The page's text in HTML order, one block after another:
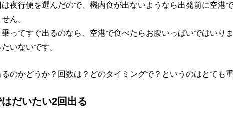
は夜行便を選んだので、機内食が出ないようなら出発前に空港
ん。
ってすぐ出るのなら、空港で食べたらお腹いっぱいではいりま
いないです。
のかどうか？回数は？どのタイミングで？というのはとても
はだいたい2回出る